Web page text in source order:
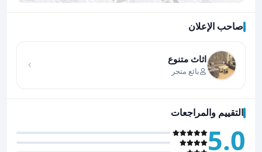
صاحب الإعلان
اثاث متنوع
بائع متجر
التقييم والمراجعات
5.0